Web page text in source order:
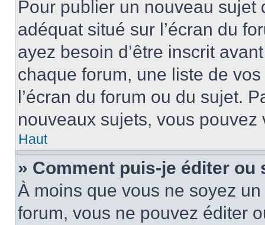
Pour publier un nouveau
adéquat situé sur l’écran du
ayez besoin d’être inscrit
chaque forum, une liste de
l’écran du forum ou du sujet.
nouveaux sujets, vous
Haut
» Comment puis-je éditer
À moins que vous ne soyez
forum, vous ne pouvez éditer